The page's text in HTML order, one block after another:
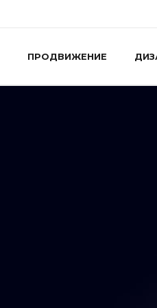
ПРОДВИЖЕНИЕ